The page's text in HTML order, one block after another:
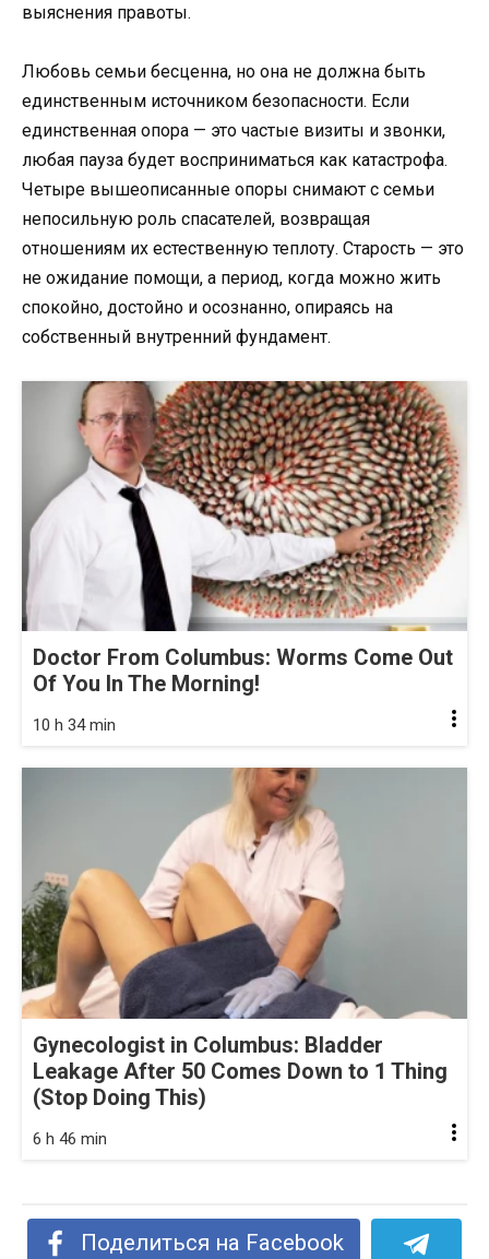
выяснения правоты.
Любовь семьи бесценна, но она не должна быть
единственным источником безопасности. Если
единственная опора — это частые визиты и звонки,
любая пауза будет восприниматься как катастрофа.
Четыре вышеописанные опоры снимают с семьи
непосильную роль спасателей, возвращая
отношениям их естественную теплоту. Старость — это
не ожидание помощи, а период, когда можно жить
спокойно, достойно и осознанно, опираясь на
собственный внутренний фундамент.
Doctor From Columbus: Worms Come Out
Of You In The Morning!
10 h 34 min
Gynecologist in Columbus: Bladder
Leakage After 50 Comes Down to 1 Thing
(Stop Doing This)
6 h 46 min
Поделиться на Facebook